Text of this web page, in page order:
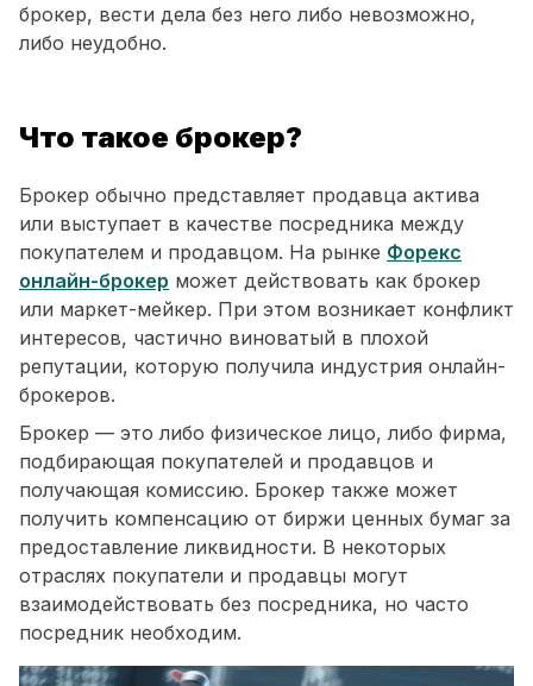
брокер, вести дела без него либо невозможно,
либо неудобно.
Что такое брокер?
Брокер обычно представляет продавца актива
или выступает в качестве посредника между
покупателем и продавцом. На рынке Форекс
онлайн-брокер может действовать как брокер
или маркет-мейкер. При этом возникает конфликт
интересов, частично виноватый в плохой
репутации, которую получила индустрия онлайн-
брокеров.
Брокер — это либо физическое лицо, либо фирма,
подбирающая покупателей и продавцов и
получающая комиссию. Брокер также может
получить компенсацию от биржи ценных бумаг за
предоставление ликвидности. В некоторых
отраслях покупатели и продавцы могут
взаимодействовать без посредника, но часто
посредник необходим.